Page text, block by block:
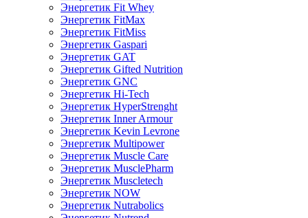
Энергетик Fit Whey
Энергетик FitMax
Энергетик FitMiss
Энергетик Gaspari
Энергетик GAT
Энергетик Gifted Nutrition
Энергетик GNC
Энергетик Hi-Tech
Энергетик HyperStrenght
Энергетик Inner Armour
Энергетик Kevin Levrone
Энергетик Multipower
Энергетик Muscle Care
Энергетик MusclePharm
Энергетик Muscletech
Энергетик NOW
Энергетик Nutrabolics